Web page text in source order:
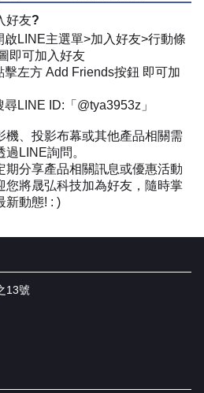
好友?
啟LINE主選單>加入好友>行動條
即可加入好友
擊左方 Add Friends按鈕 即可加
LINE ID:「@tya3953z」
機、投影布幕或其他產品相關需
過LINE詢問。
期分享產品相關訊息或優惠活動
您將晟弘科技加為好友，隨時掌
新動態! : )
13號